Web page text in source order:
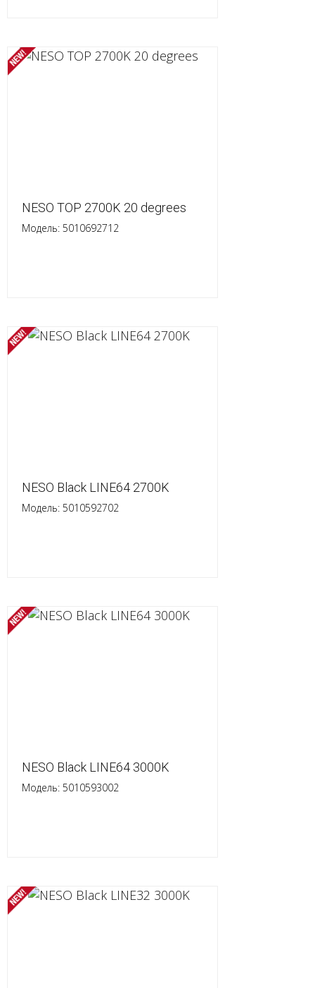
NESO TOP 2700K 20 degrees
Модель: 5010692712
NESO Black LINE64 2700K
Модель: 5010592702
NESO Black LINE64 3000K
Модель: 5010593002